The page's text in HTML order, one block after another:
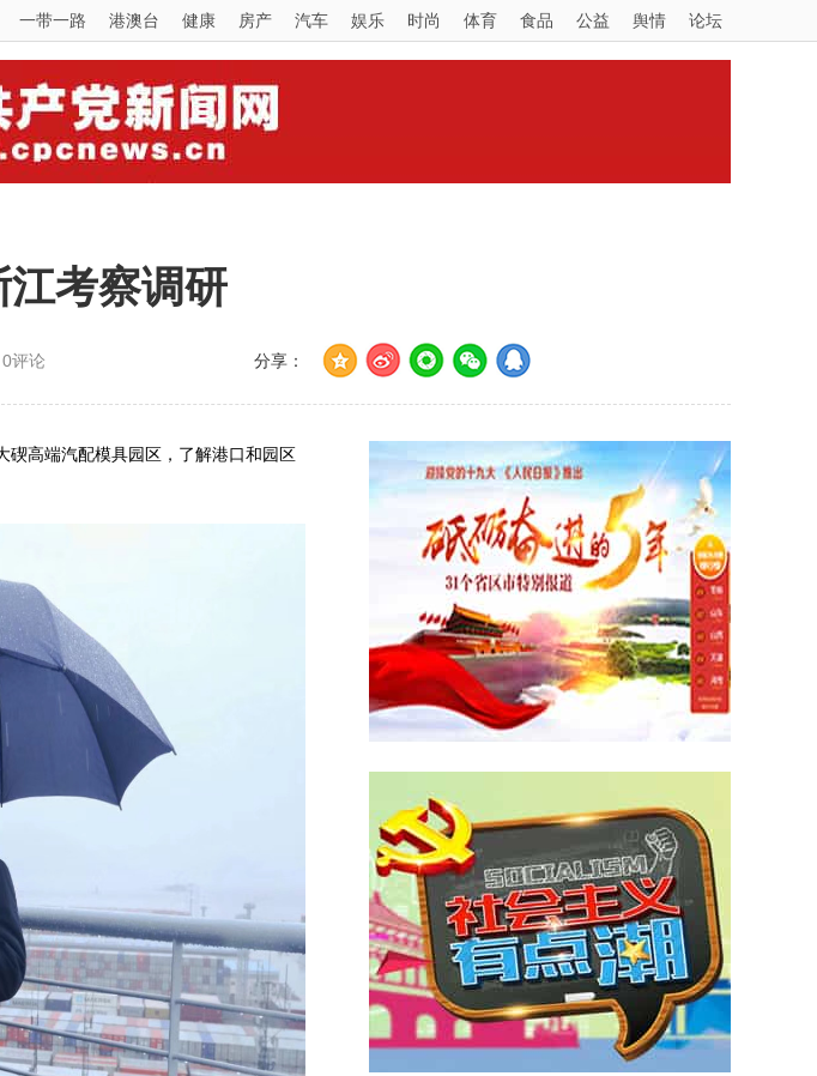
一带一路 港澳台 健康 房产 汽车 娱乐 时尚 体育 食品 公益 舆情 论坛
考察调研
0评论 分享：
碶高端汽配模具园区，了解港口和园区